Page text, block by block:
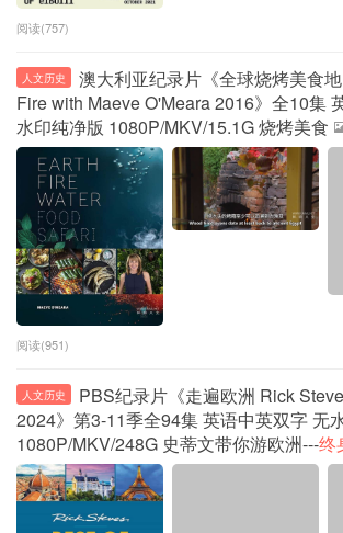
阅读(757)
人文历史
澳大利亚纪录片《全球烧烤美食
Fire with Maeve O'Meara 2016》全10集
水印纯净版 1080P/MKV/15.1G 烧烤美食
阅读(951)
人文历史
PBS纪录片《走遍欧洲 Rick
2024》第3-11季全94集 英语中英双字 无
1080P/MKV/248G 史蒂文带你游欧洲---终